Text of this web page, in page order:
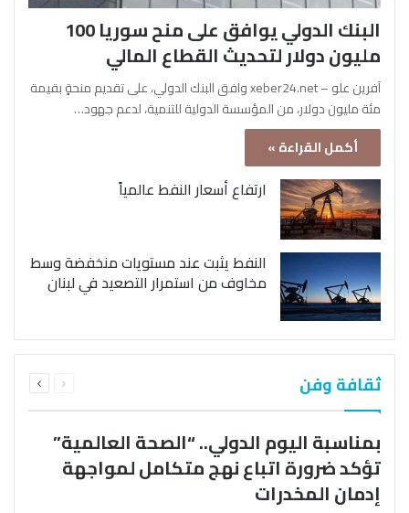
البنك الدولي يوافق على منح سوريا 100
مليون دولار لتحديث القطاع المالي
آفرين علو – xeber24.net وافق البنك الدولي، على تقديم منحةٍ بقيمة
مئة مليون دولار، من المؤسسة الدولية للتنمية، لدعم جهود…
أكمل القراءة »
ارتفاع أسعار النفط عالمياً
النفط يثبت عند مستويات منخفضة وسط
مخاوف من استمرار التصعيد في لبنان
ثقافة وفن الصفحةالصفحة
بمناسبة اليوم الدولي.. “الصحة العالمية”
تؤكد ضرورة اتباع نهج متكامل لمواجهة
إدمان المخدرات